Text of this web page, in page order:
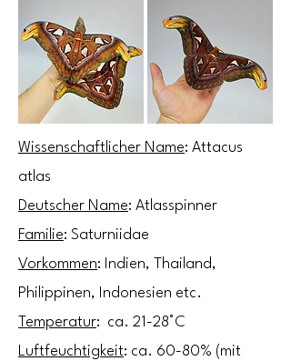
Wissenschaftlicher Name: Attacus
atlas
Deutscher Name: Atlasspinner
Familie: Saturniidae
Vorkommen: Indien, Thailand,
Philippinen, Indonesien etc.
Temperatur: ca. 21-28°C
Luftfeuchtigkeit: ca. 60-80% (mit